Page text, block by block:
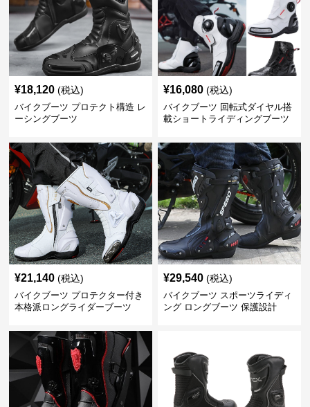
¥18,120 (税込)
バイクブーツ プロテクト構造 レ
ーシングブーツ
¥16,080 (税込)
バイクブーツ 回転式ダイヤル搭
載ショートライディングブーツ
¥21,140 (税込)
バイクブーツ プロテクター付き
本格派ロングライダーブーツ
¥29,540 (税込)
バイクブーツ スポーツライディ
ング ロングブーツ 保護設計